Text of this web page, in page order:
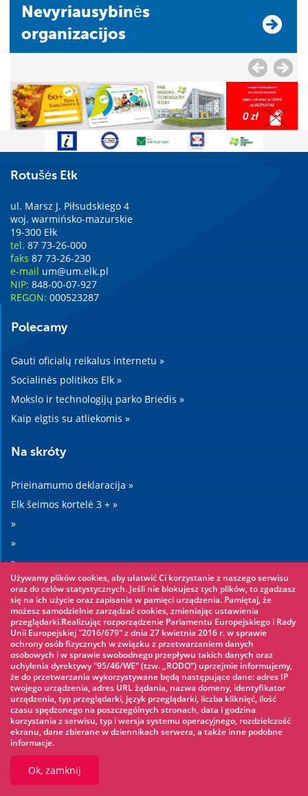
Nevyriausybinės
organizacijos
Rotušės Ełk
ul. Marsz J. Piłsudskiego 4
woj. warmińsko-mazurskie
19-300 Ełk
tel. 87 73-26-000
faks 87 73-26-230
e-mail um@um.elk.pl
NIP: 848-00-07-927
REGON: 000523287
Polecamy
Gauti oficialų reikalus internetu »
Socialinės politikos Elk »
Mokslo ir technologijų parko Briedis »
Kaip elgtis su atliekomis »
Na skróty
Prieinamumo deklaracija »
Elk šeimos kortelė 3 + »
»
»
»
»
Warto zobaczyć
Virvių parkas »
Vandens parkas »
Ledo čiuožykla »
KINOECK »
Muziejus »
© 2026 UM Ełk
Używamy plików cookies, aby ułatwić Ci korzystanie z naszego serwisu
oraz do celów statystycznych. Jeśli nie blokujesz tych plików, to zgadzasz
się na ich użycie oraz zapisanie w pamięci urządzenia. Pamiętaj, że
możesz samodzielnie zarządzać cookies, zmieniając ustawienia
przeglądarki.Realizując rozporządzenie Parlamentu Europejskiego i Rady
Unii Europejskiej "2016/679" z dnia 27 kwietnia 2016 r. w sprawie
ochrony osób fizycznych w związku z przetwarzaniem danych
osobowych i w sprawie swobodnego przepływu takich danych oraz
uchylenia dyrektywy "95/46/WE" (tzw. „RODO”) uprzejmie informujemy,
że do przetwarzania wykorzystywane będą następujące dane: adres IP
twojego urządzenia, adres URL żądania, nazwa domeny, identyfikator
urządzenia, typ przeglądarki, język przeglądarki, liczba kliknięć, ilość
czasu spędzonego na poszczególnych stronach, data i godzina
korzystania z serwisu, typ i wersja systemu operacyjnego, rozdzielczość
ekranu, dane zbierane w dziennikach serwera, a także inne podobne
informacje.
Ok, zamknij